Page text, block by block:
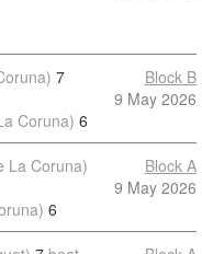
7
Coruna) 6
Block B
9 May 2026
La Coruna)
6
Block A
9 May 2026